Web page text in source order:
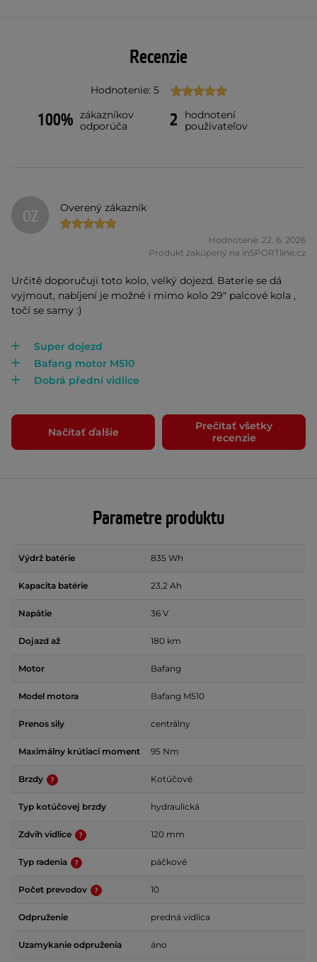
Recenzie
Hodnotenie: 5
100% zákazníkov
odporúča
2
hodnotení
používateľov
OZ Overený zákazník
Hodnotené: 22. 6. 2026
Produkt zakúpený na inSPORTline.cz
Určitě doporučuji toto kolo, velký dojezd. Baterie se dá
vyjmout, nabíjení je možné i mimo kolo 29" palcové kola ,
točí se samy :)
Super dojezd
Bafang motor M510
Dobrá přední vidlice
Načítať ďalšie
Prečítať všetky
recenzie
Parametre produktu
Výdrž batérie 835 Wh
Kapacita batérie 23,2 Ah
Napätie 36 V
Dojazd až 180 km
Motor Bafang
Model motora Bafang M510
Prenos sily centrálny
Maximálny krútiaci moment 95 Nm
Brzdy Kotúčové
Typ kotúčovej brzdy hydraulická
Zdvih vidlice 120 mm
Typ radenia páčkové
Počet prevodov 10
Odpruženie predná vidlica
Uzamykanie odpruženia áno